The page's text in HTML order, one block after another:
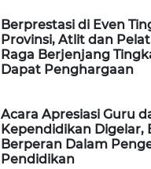
Berprestasi di Even
Provinsi, Atlit dan
Raga Berjenjang
Dapat Penghargaan
Acara Apresiasi Guru
Kependidikan Digelar,
Berperan Dalam
Pendidikan